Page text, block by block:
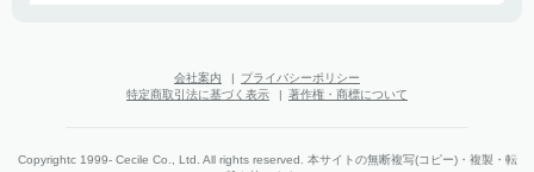
会社案内 |
プライバシーポリシー
特定商取引法に基づく表示
| 著作権・商標について
Copyrightc 1999- Cecile Co., Ltd. All rights reserved. 本サイトの無断複写(コピー)・複製・転